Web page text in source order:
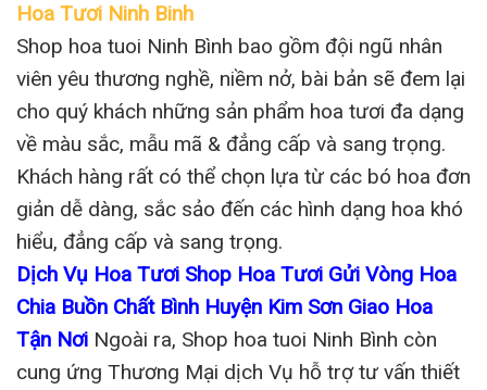
Hoa Tươi Ninh Binh
Shop hoa tuoi Ninh Bình bao gồm đội ngũ nhân
viên yêu thương nghề, niềm nở, bài bản sẽ đem lại
cho quý khách những sản phẩm hoa tươi đa dạng
về màu sắc, mẫu mã & đẳng cấp và sang trọng.
Khách hàng rất có thể chọn lựa từ các bó hoa đơn
giản dễ dàng, sắc sảo đến các hình dạng hoa khó
hiểu, đẳng cấp và sang trọng.
Dịch Vụ Hoa Tươi Shop Hoa Tươi Gửi Vòng Hoa
Chia Buồn Chất Bình Huyện Kim Sơn Giao Hoa
Tận Nơi Ngoài ra, Shop hoa tuoi Ninh Bình còn
cung ứng Thương Mại dịch Vụ hỗ trợ tư vấn thiết